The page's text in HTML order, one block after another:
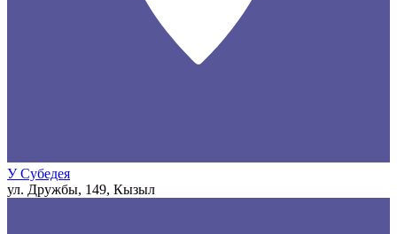
У Субедея
ул. Дружбы, 149, Кызыл